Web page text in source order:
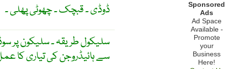
ڈوڈی ۔ قبچک ۔ چھوٹی پھلی ۔
سلیکول طریقہ ۔ سلیکون پر
سے ہائیڈروجن کی تیاری کا
Sponsored
Ads
Ad Space
Available -
Promote
your
Business
Here!